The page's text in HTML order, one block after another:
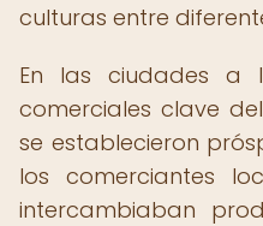
culturas entre
En las ciudades
comerciales clave
se establecieron
los comerciantes
intercambiaban